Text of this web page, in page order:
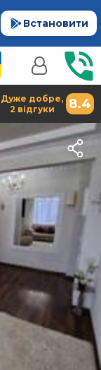
Встановити
Дуже добре, 8.4
2 відгуки